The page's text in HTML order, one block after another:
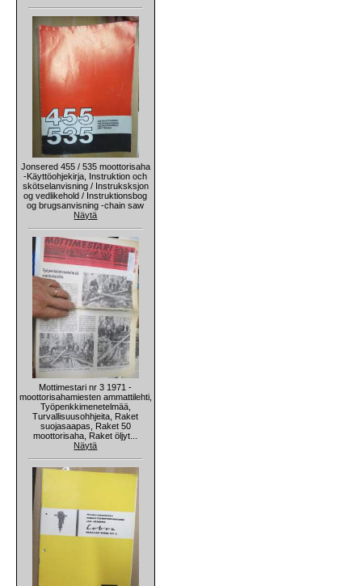
Jonsered 455 / 535 moottorisaha
-Käyttöohjekirja, Instruktion och
skötselanvisning / Instruksksjon
og vedlikehold / Instruktionsbog
og brugsanvisning -chain saw
Näytä
Mottimestari nr 3 1971 -
moottorisahamiesten ammattilehti,
Työpenkkimenetelmää,
Turvallisuusohhjeita, Raket
suojasaapas, Raket 50
moottorisaha, Raket öljyt...
Näytä